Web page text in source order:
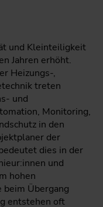
und Kleinteiligkeit
Jahren erhöht.
Heizungs-,
treten
und
Monitoring,
in den
der
dies in der
und
hohen
beim Übergang
entstehen oft